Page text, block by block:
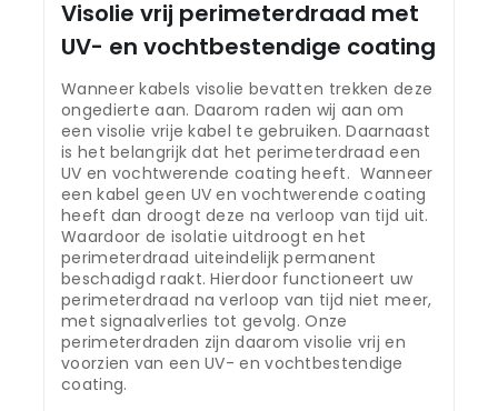
Visolie vrij perimeterdraad met
UV- en vochtbestendige coating
Wanneer kabels visolie bevatten trekken deze
ongedierte aan. Daarom raden wij aan om
een visolie vrije kabel te gebruiken. Daarnaast
is het belangrijk dat het perimeterdraad een
UV en vochtwerende coating heeft. Wanneer
een kabel geen UV en vochtwerende coating
heeft dan droogt deze na verloop van tijd uit.
Waardoor de isolatie uitdroogt en het
perimeterdraad uiteindelijk permanent
beschadigd raakt. Hierdoor functioneert uw
perimeterdraad na verloop van tijd niet meer,
met signaalverlies tot gevolg. Onze
perimeterdraden zijn daarom visolie vrij en
voorzien van een UV- en vochtbestendige
coating.